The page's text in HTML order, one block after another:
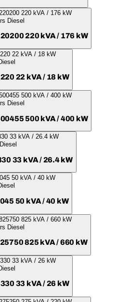
Diesel
220 kVA / 176 kW
22 kVA / 18 kW
Diesel
500 kVA / 400 kW
33 kVA / 26.4 kW
50 kVA / 40 kW
Diesel
825 kVA / 660 kW
33 kVA / 26 kW